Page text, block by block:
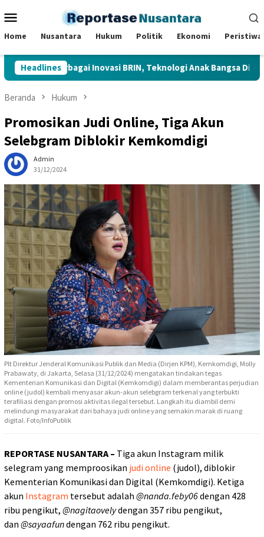
ke
Mobile
Home Nusantara Hukum Politik Ekonomi Peristiwa
Headlines
Berbagai Inovasi BRIN, Teknologi Anak Bangsa Dipamerkan
Beranda Hukum
Promosikan Judi Online, Tiga Akun
Selebgram Diblokir Kemkomdigi
Admin
31/12/2024
Plt Direktur Jenderal Komunikasi Publik dan Media (Dirjen KPM), Kemkomdigi, Molly
Prabawaty, di Jakarta, Selasa (31/12/2024) mengatakan tindakan tegas
Kementerian Komunikasi dan Digital (Kemkomdigi) dalam memberantas perjudian
online (judol) kembali menyasar akun-akun selebgram terkenal yang terbukti
terafiliasi dengan promosi aktivitas ilegal tersebut. Langkah itu diambil demi
melindungi masyarakat dari bahaya judi online yang semakin marak di ruang
digital. Foto/InfoPublik
REPORTASE NUSANTARA – Tiga akun Instagram milik
selegram yang memproosikan judi online (judol), diblokir
Kementerian Komunikasi dan Digital (Kemkomdigi). Ketiga
akun Instagram tersebut adalah @nanda.feby06dengan 428
ribu pengikut, @nagitaovelydengan 357 ribu pengikut,
dan @sayaafundengan 762 ribu pengikut.